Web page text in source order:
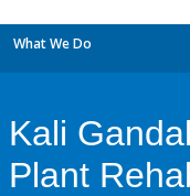
What We Do
Kali
Plant